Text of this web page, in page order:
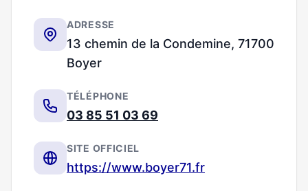
ADRESSE
13 chemin de la Condemine, 71700
Boyer
TÉLÉPHONE
03 85 51 03 69
SITE OFFICIEL
https://www.boyer71.fr